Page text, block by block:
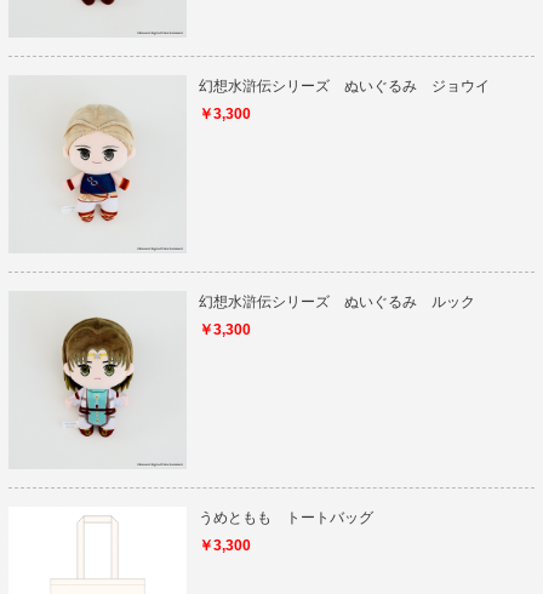
幻想水滸伝シリーズ ぬいぐるみ ジョウイ
￥3,300
幻想水滸伝シリーズ ぬいぐるみ ルック
￥3,300
うめともも トートバッグ
￥3,300